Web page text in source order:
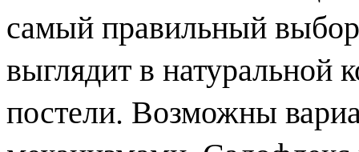
самый правильный
выглядит в натуральной
постели. Возможны